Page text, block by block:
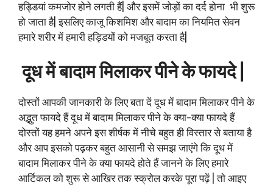
हड्डियां कमजोर होने लगती हैं| और इसमें जोड़ों का दर्द होना भी शुरू
हो जाता है| इसलिए काजू किशमिश और बादाम का नियमित सेवन
हमारे शरीर में हमारी हड्डियों को मजबूत करता है|
दूध में बादाम मिलाकर पीने के फायदे |
दोस्तों आपकी जानकारी के लिए बता दें दूध में बादाम मिलाकर पीने के
अद्भुत फायदे हैं दूध में बादाम मिलाकर पीने के क्या-क्या फायदे हैं
दोस्तों यह हमने अपने इस शीर्षक में नीचे बहुत ही विस्तार से बताया है
और आप इसको पढ़कर बहुत आसानी से समझ जाएंगे कि दूध में
बादाम मिलाकर पीने के क्या फायदे होते हैं जानने के लिए हमारे
आर्टिकल को शुरू से आखिर तक स्क्रोल करके पूरा पढ़ें | तो आइए